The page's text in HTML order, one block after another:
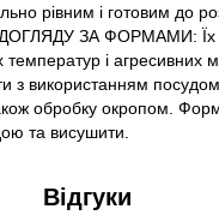
рівним і готовим до
ЗА ФОРМАМИ: Їх
температур і агресивних
з використанням
обробку окропом.
та висушити.
Відгуки